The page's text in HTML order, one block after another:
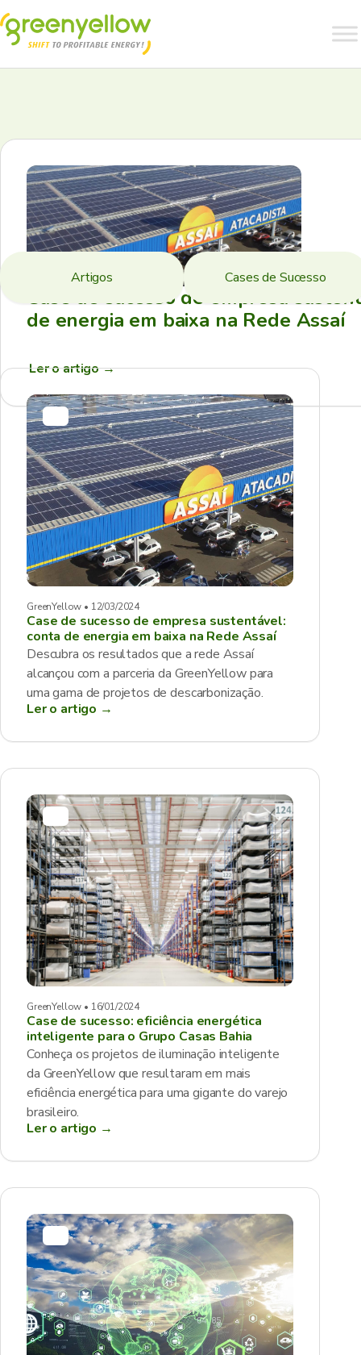
Case de sucesso de empresa
de energia em baixa na Rede Assaí
Ler o artigo→
Artigos Cases de Sucesso
GreenYellow • 12/03/2024
Case de sucesso de empresa sustentável:
conta de energia em baixa na Rede Assaí
Descubra os resultados que a rede Assaí
alcançou com a parceria da GreenYellow para
uma gama de projetos de descarbonização.
Ler o artigo →
GreenYellow • 16/01/2024
Case de sucesso: eficiência energética
inteligente para o Grupo Casas Bahia
Conheça os projetos de iluminação inteligente
da GreenYellow que resultaram em mais
eficiência energética para uma gigante do varejo
brasileiro.
Ler o artigo →